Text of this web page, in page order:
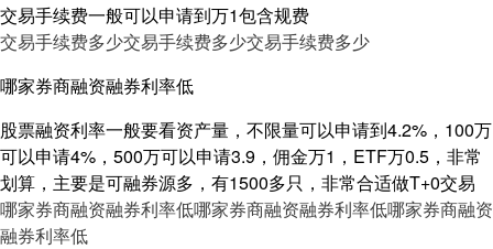
交易手续费一般可以申请到万1包含规费
交易手续费多少交易手续费多少交易手续费多少
哪家券商融资融券利率低
股票融资利率一般要看资产量，不限量可以申请到4.2%，100万
可以申请4%，500万可以申请3.9，佣金万1，ETF万0.5，非常
划算，主要是可融券源多，有1500多只，非常合适做T+0交易
哪家券商融资融券利率低哪家券商融资融券利率低哪家券商融资
融券利率低